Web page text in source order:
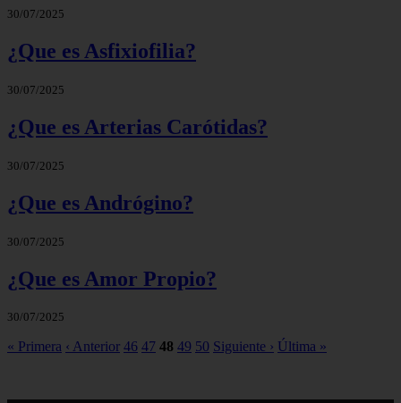
30/07/2025
¿Que es Asfixiofilia?
30/07/2025
¿Que es Arterias Carótidas?
30/07/2025
¿Que es Andrógino?
30/07/2025
¿Que es Amor Propio?
30/07/2025
« Primera ‹ Anterior 46 47 48 49 50 Siguiente › Última »